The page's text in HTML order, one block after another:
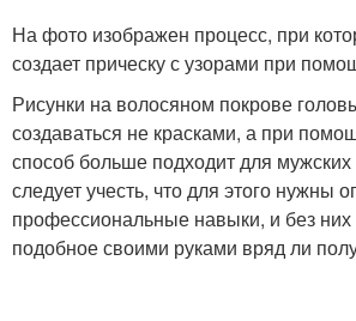
На фото изображен процесс, при
создает прическу с узорами при
Рисунки на волосяном покрове
создаваться не красками, а при
способ больше подходит для
следует учесть, что для этого нужны
профессиональные навыки, и без них
подобное своими руками вряд ли